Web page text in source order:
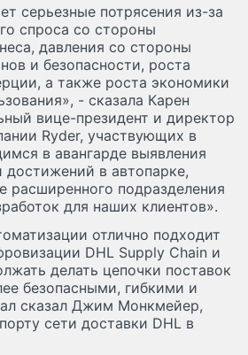
серьезные потрясения из-за
спроса со стороны
давления со стороны
и безопасности, роста
а также роста экономики
- сказала Карен
вице-президент и директор
Ryder, участвующих в
в авангарде выявления
достижений в автопарке,
расширенного подразделения
для наших клиентов».
отлично подходит
DHL Supply Chain и
делать цепочки поставок
безопасными, гибкими и
сказал Джим Монкмейер,
сети доставки DHL в